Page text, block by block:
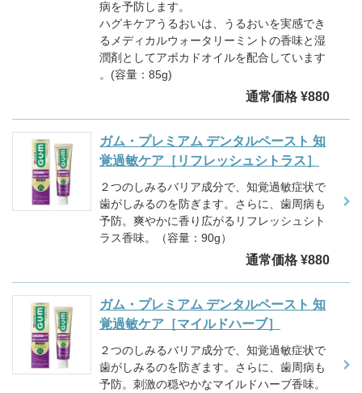
病を予防します。
ハグキケアうるおいは、うるおいを実感でき
るメディカルウォータリーミントの香味と湿
潤剤としてアボカドオイルを配合しています
。(容量：85g)
通常価格 ¥880
ガム・プレミアム デンタルペースト 知
覚過敏ケア［リフレッシュシトラス］
２つのしみるバリア成分で、知覚過敏症状で
歯がしみるのを防ぎます。さらに、歯周病も
予防。爽やかに香り広がるリフレッシュシト
ラス香味。（容量：90g）
通常価格 ¥880
ガム・プレミアム デンタルペースト 知
覚過敏ケア［マイルドハーブ］
２つのしみるバリア成分で、知覚過敏症状で
歯がしみるのを防ぎます。さらに、歯周病も
予防。刺激の穏やかなマイルドハーブ香味。